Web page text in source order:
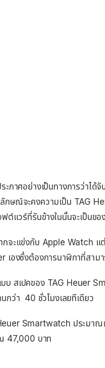
ะกาศอย่างเป็นทางการว่า
ษณ์จะคงความเป็น TAG
ต์แวร์ที่รันข้างในนั้นจะเป็นข
กจะแข่งกับ Apple Watch แ
เองซึ่งต้องการนาฬิกาที่สาม
บ สเปคของ TAG Heuer
นกว่า 40 ชั่วโมงเลยทีเดียว
Smartwatch ประมา
47,000 บาท